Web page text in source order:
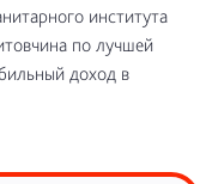
института
по лучшей
доход в